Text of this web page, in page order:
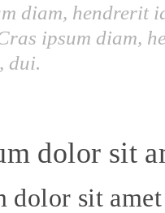
diam, hendrerit
ipsum diam,
dui.
dolor sit
dolor sit amet